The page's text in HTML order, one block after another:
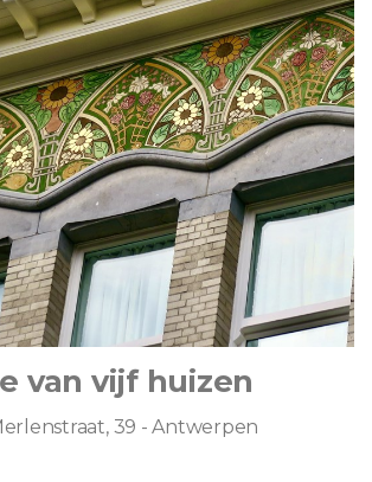
van vijf huizen
39 - Antwerpen